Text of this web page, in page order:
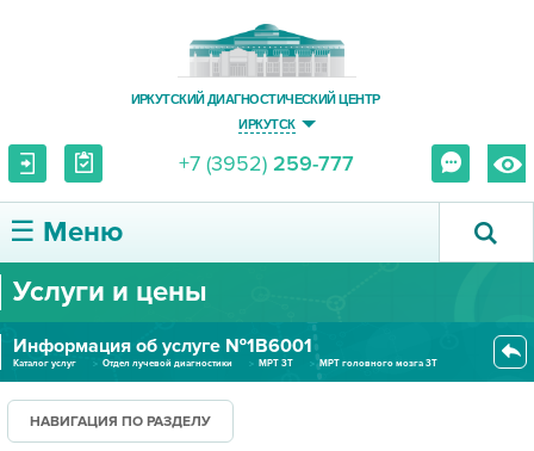
ИРКУТСКИЙ ДИАГНОСТИЧЕСКИЙ ЦЕНТР
ИРКУТСК
+7 (3952) 259-777
☰ Меню
О ЦЕНТРЕ
УСЛУГИ И ЦЕНЫ
ПАЦИЕНТУ
Услуги и цены
Информация об услуге №1В6001
Каталог услуг Отдел лучевой диагностики МРТ 3Т МРТ головного мозга 3Т
НАВИГАЦИЯ ПО РАЗДЕЛУ